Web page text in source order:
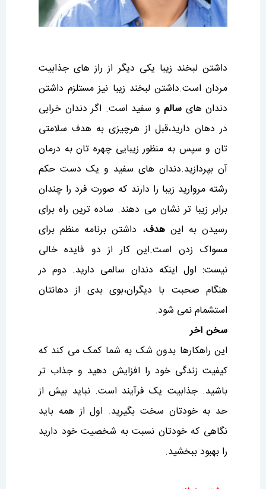
داشتن لبخند زیبا یکی دیگر از راز های جذابیت
مردان است.داشتن لبخند زیبا نیز مستلزم داشتن
دندان های سالم و سفید است. اگر دندان خرابی
در دهان دارید،قبل از هرچیزی به هدف سلامتی
تان و سپس به منظور زیبایی چهره تان به درمان
آن بپردازید.دندان های سفید و یک دست حکم
رشته مروارید زیبا را دارند که صورت فرد را چندان
برابر زیبا تر نشان می دهند. ساده ترین راه برای
رسیدن به اینهدف، داشتن برنامه منظم برای
مسواک زدن است.این کار از دو فایده خالی
نیست: اول اینکه دندان سالمی دارید. دوم در
هنگام صحبت با دیگران،بوی بدی از دهانتان
استشمام نمی شود‌.
سخن آخر
این راهکارها بدون شک به شما کمک می کند که
کیفیت زندگی خود را افزایش دهید و جذاب تر
باشید. جذابیت یک فرآیند است. نباید بیش از
حد به خودتان سخت بگیرید. اول از همه باید
نگاهی که خودتان نسبت به شخصیت خود دارید
را بهبود ببخشید.